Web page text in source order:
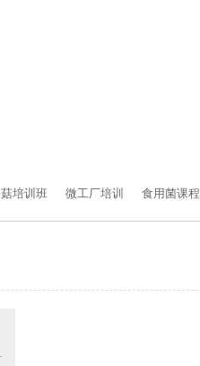
培训班 微工厂培训 食用菌课程